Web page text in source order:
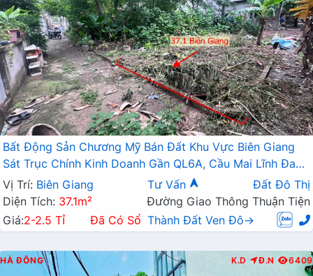
Bất Động Sản Chương Mỹ Bán Đất Khu Vực Biên Giang
Sát Trục Chính Kinh Doanh Gần QL6A, Cầu Mai Lĩnh Đang
Mở Rộng
Vị Trí: Biên Giang Tư Vấn
Đất Đô Thị
Diện Tích: 37.1m²
Đường Giao Thông Thuận Tiện
Giá:2-2.5 Tỉ Đã Có Sổ Thành Đất Ven Đô→
HÀ ĐÔNG K.D Đ.N 6409